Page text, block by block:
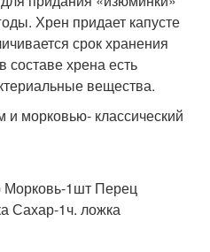
Хрен придает капусте
срок хранения
составе хрена есть
вещества.
и морковью- классический
Морковь-1шт Перец
Сахар-1ч. ложка